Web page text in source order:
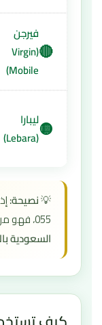
🔴
فيرجن
(Virgin
Mobile)
🟡ليبارا
(Lebara)
💡نصيحة:
055، فهو من شبكة STC. استخدم
السعودية